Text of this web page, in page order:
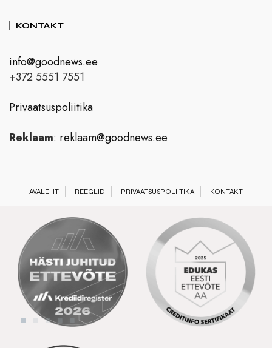
KONTAKT
info@goodnews.ee
+372 5551 7551
Privaatsuspoliitika
Reklaam: reklaam@goodnews.ee
AVALEHT REEGLID PRIVAATSUSPOLIITIKA KONTAKT